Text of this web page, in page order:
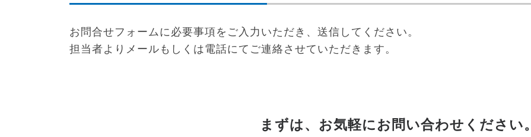
お問合せフォームに必要事項をご入力いただき、送信してください。
担当者よりメールもしくは電話にてご連絡させていただきます。
まずは、お気軽にお問い合わせください。